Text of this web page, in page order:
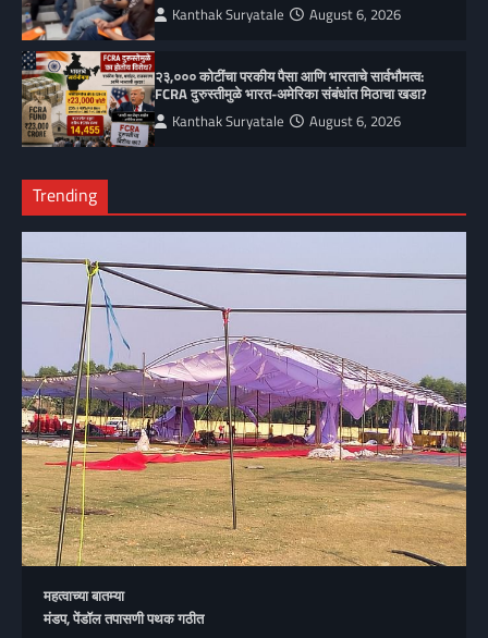
Kanthak Suryatale August 6, 2026
२३,००० कोटींचा परकीय पैसा आणि भारताचे सार्वभौमत्व:
FCRA दुरुस्तीमुळे भारत-अमेरिका संबंधांत मिठाचा खडा?
Kanthak Suryatale August 6, 2026
Trending
महत्वाच्या बातम्या
मंडप, पेंडॉल तपासणी पथक गठीत